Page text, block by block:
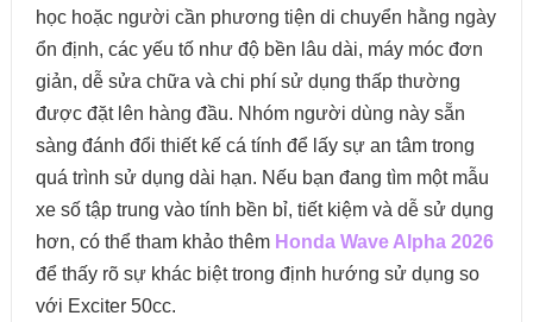
học hoặc người cần phương tiện di chuyển hằng ngày
ổn định, các yếu tố như độ bền lâu dài, máy móc đơn
giản, dễ sửa chữa và chi phí sử dụng thấp thường
được đặt lên hàng đầu. Nhóm người dùng này sẵn
sàng đánh đổi thiết kế cá tính để lấy sự an tâm trong
quá trình sử dụng dài hạn. Nếu bạn đang tìm một mẫu
xe số tập trung vào tính bền bỉ, tiết kiệm và dễ sử dụng
hơn, có thể tham khảo thêm Honda Wave Alpha 2026
để thấy rõ sự khác biệt trong định hướng sử dụng so
với Exciter 50cc.